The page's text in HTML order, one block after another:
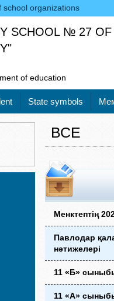
school organizations
SCHOOL № 27 OF
of education
State symbols
ВСЕ
Менктептің
Павлодар
нәтижелері
11 «Б»
11 «А»